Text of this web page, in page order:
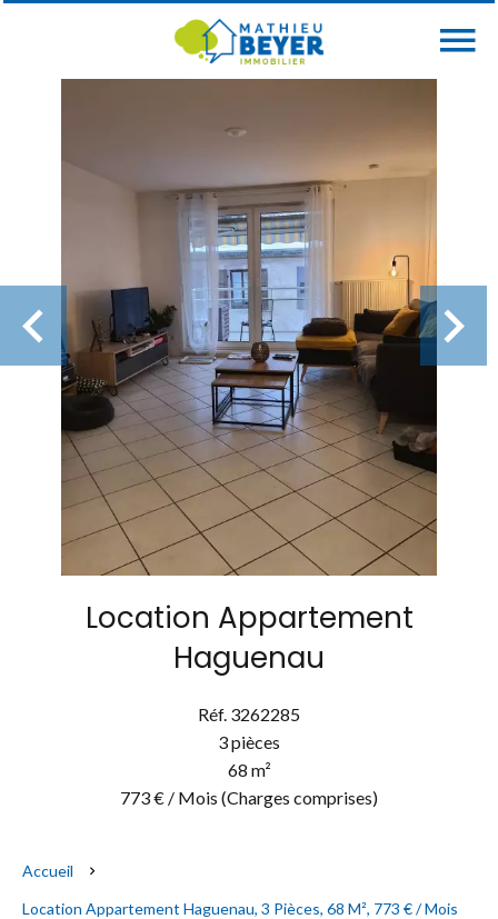
Location Appartement
Haguenau
Réf. 3262285
3 pièces
68 m²
773 € / Mois (Charges comprises)
Accueil
Location Appartement Haguenau, 3 Pièces, 68 M², 773 € / Mois